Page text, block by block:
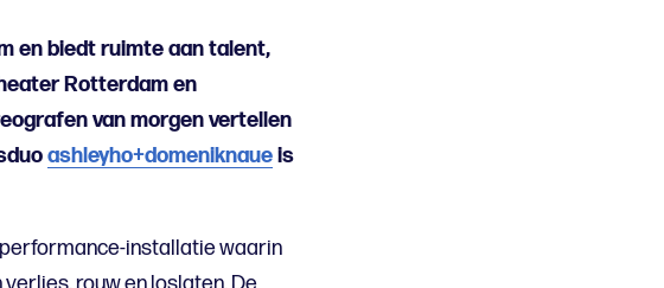
en biedt ruimte aan talent,
Rotterdam en
van morgen vertellen
ashleyho+domeniknaue is
installatie waarin